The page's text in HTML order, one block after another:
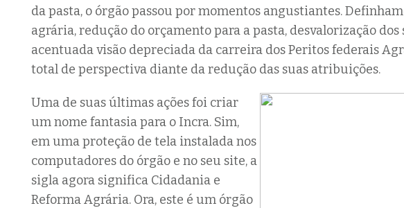
da pasta, o órgão passou por momentos angustiantes.
agrária, redução do orçamento para a pasta, desvalorização dos
acentuada visão depreciada da carreira dos Peritos federais
total de perspectiva diante da redução das suas atribuições.
Uma de suas últimas ações foi criar
um nome fantasia para o Incra. Sim,
em uma proteção de tela instalada nos
computadores do órgão e no seu site, a
sigla agora significa Cidadania e
Reforma Agrária. Ora, este é um órgão